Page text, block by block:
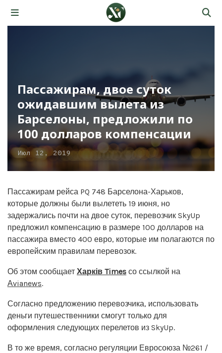
Пассажирам, двое суток
ожидавшим вылета из
Барселоны, предложили по
100 долларов компенсации
Июл 12, 2019
Пассажирам рейса PQ 748 Барселона-Харьков,
которые должны были вылететь 19 июня, но
задержались почти на двое суток, перевозчик SkyUp
предложил компенсацию в размере 100 долларов на
пассажира вместо 400 евро, которые им полагаются по
европейским правилам перевозок.
Об этом сообщает Харків Times со ссылкой на
Аvianews.
Согласно предложению перевозчика, использовать
деньги путешественники смогут только для
оформления следующих перелетов из SkyUp.
В то же время, согласно регуляции Евросоюза №261 /